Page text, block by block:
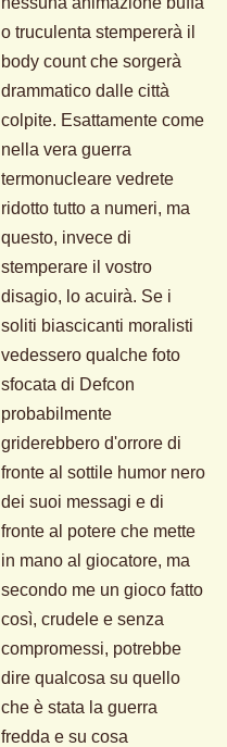
o truculenta stempererà il
body count che sorgerà
drammatico dalle città
colpite. Esattamente come
nella vera guerra
termonucleare vedrete
ridotto tutto a numeri, ma
questo, invece di
stemperare il vostro
disagio, lo acuirà. Se i
soliti biascicanti moralisti
vedessero qualche foto
sfocata di Defcon
probabilmente
griderebbero d'orrore di
fronte al sottile humor nero
dei suoi messagi e di
fronte al potere che mette
in mano al giocatore, ma
secondo me un gioco fatto
così, crudele e senza
compromessi, potrebbe
dire qualcosa su quello
che è stata la guerra
fredda e su cosa